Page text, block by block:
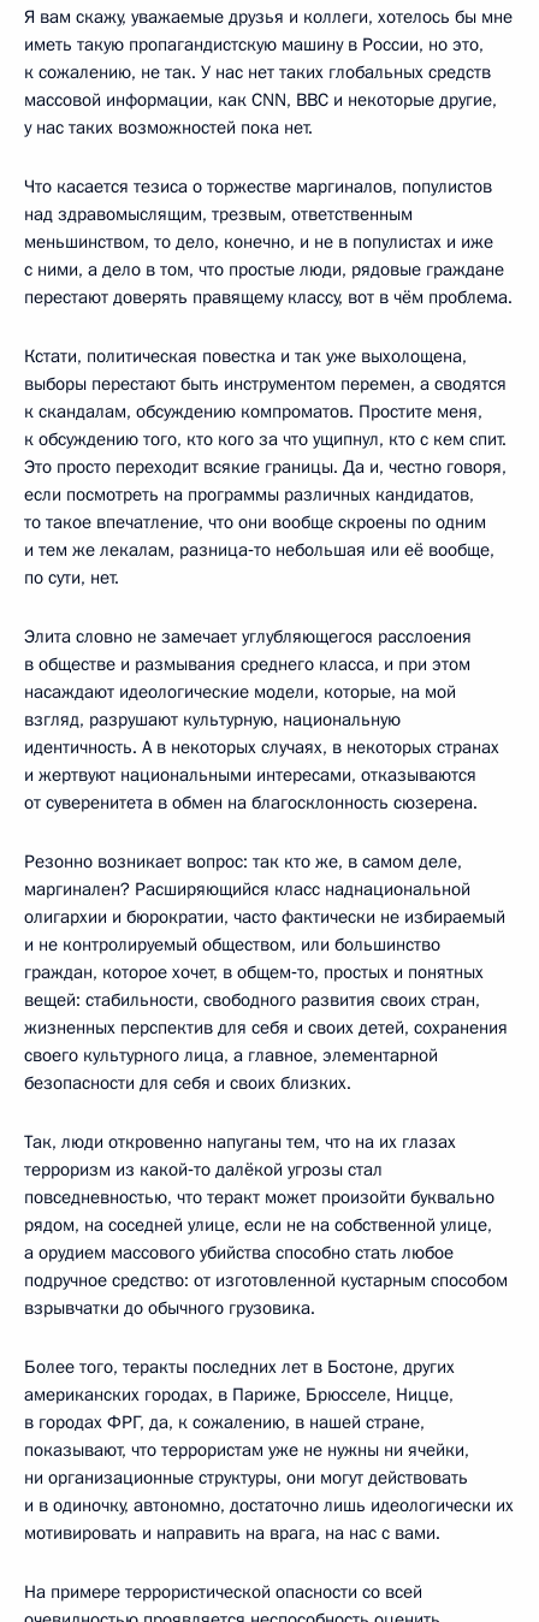
Я вам скажу, уважаемые друзья и коллеги, хотелось бы мне
иметь такую пропагандистскую машину в России, но это,
к сожалению, не так. У нас нет таких глобальных средств
массовой информации, как CNN, BBC и некоторые другие,
у нас таких возможностей пока нет.
Что касается тезиса о торжестве маргиналов, популистов
над здравомыслящим, трезвым, ответственным
меньшинством, то дело, конечно, и не в популистах и иже
с ними, а дело в том, что простые люди, рядовые граждане
перестают доверять правящему классу, вот в чём проблема.
Кстати, политическая повестка и так уже выхолощена,
выборы перестают быть инструментом перемен, а сводятся
к скандалам, обсуждению компроматов. Простите меня,
к обсуждению того, кто кого за что ущипнул, кто с кем спит.
Это просто переходит всякие границы. Да и, честно говоря,
если посмотреть на программы различных кандидатов,
то такое впечатление, что они вообще скроены по одним
и тем же лекалам, разница‑то небольшая или её вообще,
по сути, нет.
Элита словно не замечает углубляющегося расслоения
в обществе и размывания среднего класса, и при этом
насаждают идеологические модели, которые, на мой
взгляд, разрушают культурную, национальную
идентичность. А в некоторых случаях, в некоторых странах
и жертвуют национальными интересами, отказываются
от суверенитета в обмен на благосклонность сюзерена.
Резонно возникает вопрос: так кто же, в самом деле,
маргинален? Расширяющийся класс наднациональной
олигархии и бюрократии, часто фактически не избираемый
и не контролируемый обществом, или большинство
граждан, которое хочет, в общем‑то, простых и понятных
вещей: стабильности, свободного развития своих стран,
жизненных перспектив для себя и своих детей, сохранения
своего культурного лица, а главное, элементарной
безопасности для себя и своих близких.
Так, люди откровенно напуганы тем, что на их глазах
терроризм из какой‑то далёкой угрозы стал
повседневностью, что теракт может произойти буквально
рядом, на соседней улице, если не на собственной улице,
а орудием массового убийства способно стать любое
подручное средство: от изготовленной кустарным способом
взрывчатки до обычного грузовика.
Более того, теракты последних лет в Бостоне, других
американских городах, в Париже, Брюсселе, Ницце,
в городах ФРГ, да, к сожалению, в нашей стране,
показывают, что террористам уже не нужны ни ячейки,
ни организационные структуры, они могут действовать
и в одиночку, автономно, достаточно лишь идеологически их
мотивировать и направить на врага, на нас с вами.
На примере террористической опасности со всей